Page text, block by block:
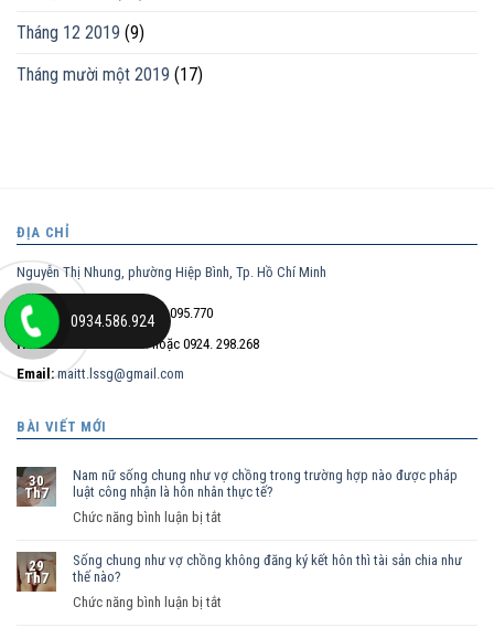
Tháng 12 2019 (9)
Tháng mười một 2019 (17)
ĐỊA CHỈ
Nguyễn Thị Nhung, phường Hiệp Bình, Tp. Hồ Chí Minh
Điện thoại trực tiếp:0932.095.770
Hotline:
hoặc 0924. 298.268
Email: maitt.lssg@gmail.com
BÀI VIẾT MỚI
30
Th7
Nam nữ sống chung như vợ chồng trong trường hợp nào được pháp
luật công nhận là hôn nhân thực tế?
Chức năng bình luận bị tắt
nữ
29
Th7
Sống chung như vợ chồng không đăng ký kết hôn thì tài sản chia như
thế nào?
Chức năng bình luận bị tắt
0934.586.924